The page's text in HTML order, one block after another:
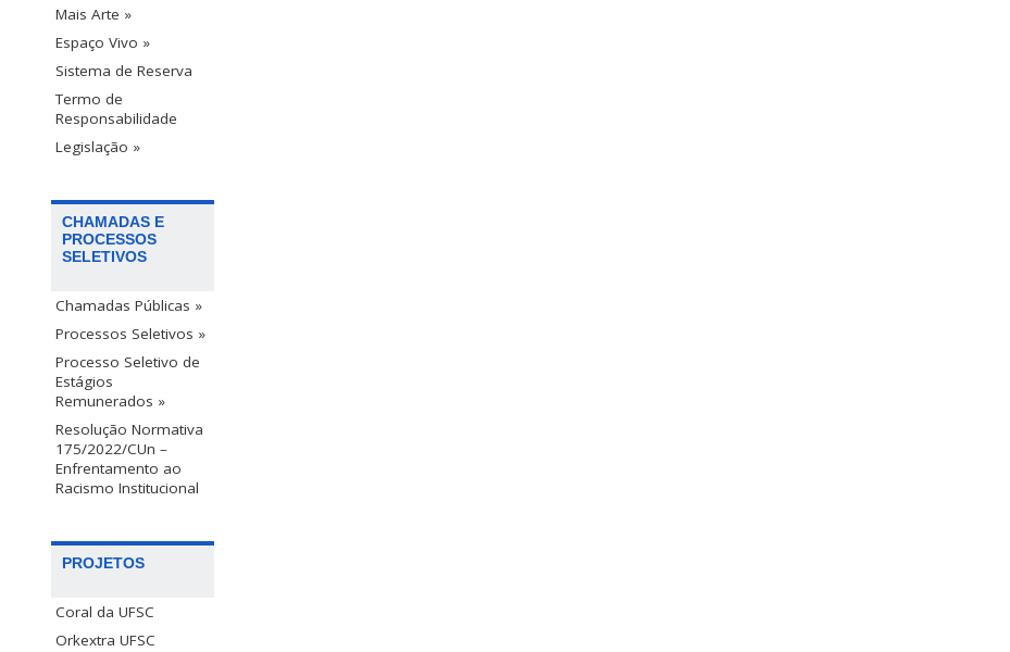
Mais Arte »
Espaço Vivo »
Sistema de Reserva
Termo de
Responsabilidade
Legislação »
CHAMADAS E
PROCESSOS
SELETIVOS
Chamadas Públicas »
Processos Seletivos »
Processo Seletivo de
Estágios
Remunerados »
Resolução Normativa
175/2022/CUn –
Enfrentamento ao
Racismo Institucional
PROJETOS
Coral da UFSC
Orkextra UFSC